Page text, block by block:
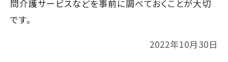
問介護サービスなどを事前に調べておくことが大切
です。
2022年10月30日